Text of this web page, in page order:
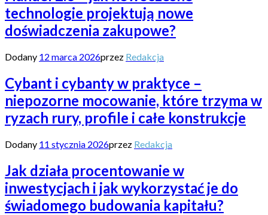
technologie projektują nowe
doświadczenia zakupowe?
Dodany 12 marca 2026przez Redakcja
Cybant i cybanty w praktyce –
niepozorne mocowanie, które trzyma w
ryzach rury, profile i całe konstrukcje
Dodany 11 stycznia 2026przez Redakcja
Jak działa procentowanie w
inwestycjach i jak wykorzystać je do
świadomego budowania kapitału?